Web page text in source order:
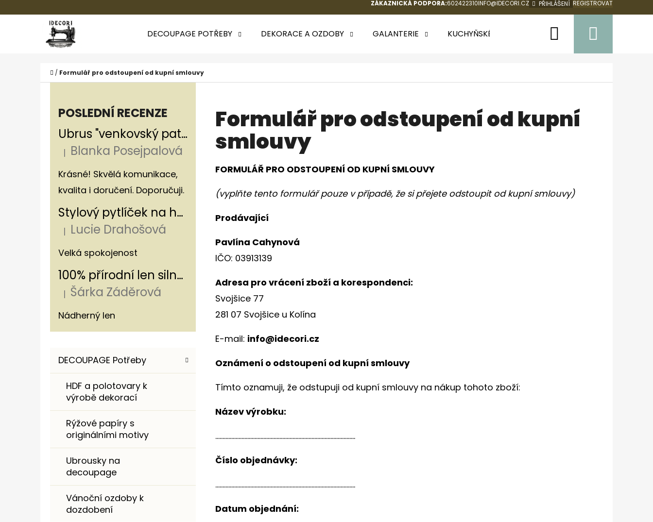
ZÁKAZNICKÁ PODPORA:602422310INFO@IDECORI.CZ PŘIHLÁŠENÍ REGISTROVAT
DECOUPAGE POTŘEBY DEKORACE A OZDOBY GALANTERIE KUCHYŇSKÉ ZÁSTĚRY Hledat
Domů
/ Formulář pro odstoupení od kupní smlouvy
POSLEDNÍ RECENZE
Ubrus "venkovský patchwork"
Hodnocení produktu je 5 z 5 hvězdiček.
| Blanka Posejpalová
Krásné! Skvělá komunikace,
kvalita i doručení. Doporučuji.
Stylový pytlíček na houby v rustikálním stylu
Hodnocení produktu je 5 z 5 hvězdiček.
| Lucie Drahošová
Velká spokojenost
100% přírodní len silný - s pruhem 320g/m
Hodnocení produktu je 5 z 5 hvězdiček.
| Šárka Záděrová
Nádherný len
Přeskočit
kategorie
T
O
DECOUPAGE Potřeby
HDF a polotovary k
výrobě dekorací
Rýžové papíry s
originálními motivy
Ubrousky na
decoupage
Vánoční ozdoby k
dozdobení
Formulář pro odstoupení od kupní
smlouvy
FORMULÁŘ PRO ODSTOUPENÍ OD KUPNÍ SMLOUVY
(vyplňte tento formulář pouze v případě, že si přejete odstoupit od kupní smlouvy)
Prodávající
Pavlína Cahynová
IČO: 03913139
Adresa pro vrácení zboží a korespondenci:
Svojšice 77
281 07 Svojšice u Kolína
E-mail: info@idecori.cz
Oznámení o odstoupení od kupní smlouvy
Tímto oznamuji, že odstupuji od kupní smlouvy na nákup tohoto zboží:
Název výrobku:
................................................................................................
Číslo objednávky:
................................................................................................
Datum objednání:
Zpět
obchodu
Zpět
obchodu
DOPORUČUJEME
ROMANTICKÁ NÁKUPNÍ TAŠKA S
HORTENZIÍ A KRAJKOU
250 Kč
ORIGINÁLNÍ ROMANTICKÁ TAŠKA S
KVĚTINOVÝM MOTIVEM